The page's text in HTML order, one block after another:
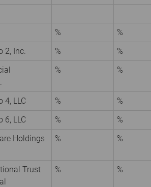
%
%
2, Inc.
%
%
% %
4, LLC %
%
6, LLC
%
%
Holdings
% %
Trust
% %